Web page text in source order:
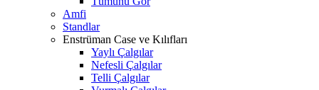
Amfi
Standlar
Enstrüman Case ve Kılıfları
Yaylı Çalgılar
Nefesli Çalgılar
Telli Çalgılar